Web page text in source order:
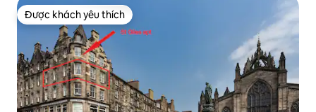
Được khách yêu thích
Được khách yêu thích